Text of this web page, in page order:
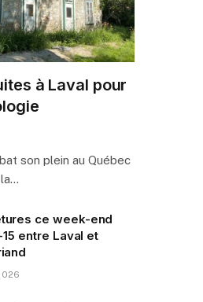
à Laval pour
son plein au Québec
la…
ce week-end
15 entre Laval et